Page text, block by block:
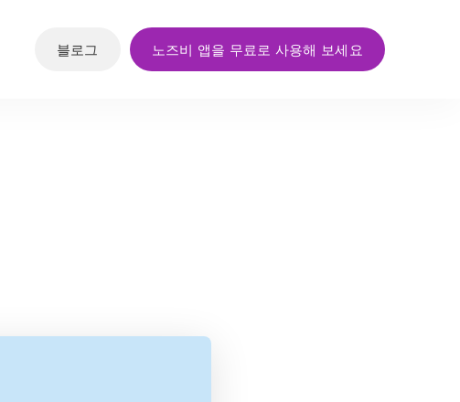
블로그 노즈비 앱을 무료로 사용해 보세요